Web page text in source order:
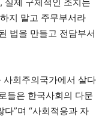
지 말고 주무부서라
법을 만들고 전담부서
사회주의국가에서 살다
들은 한국사회의 다문
”며 “사회적응과 자